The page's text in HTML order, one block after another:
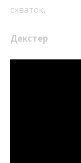
схваток.
Декстер